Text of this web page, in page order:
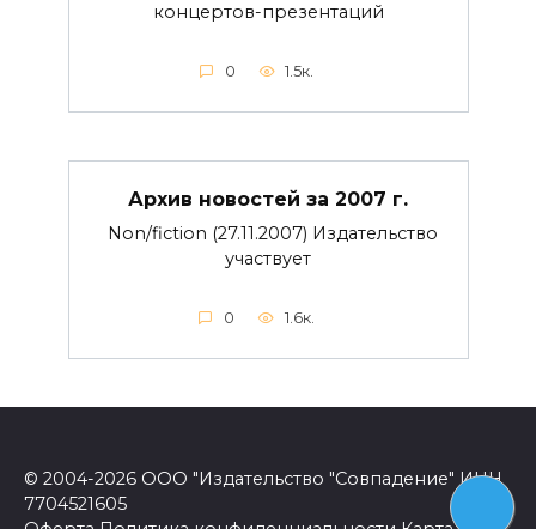
концертов-презентаций
0 1.5к.
Архив новостей за 2007 г.
Non/fiction (27.11.2007) Издательство
участвует
0 1.6к.
© 2004-2026 ООО "Издательство "Совпадение" ИНН
7704521605